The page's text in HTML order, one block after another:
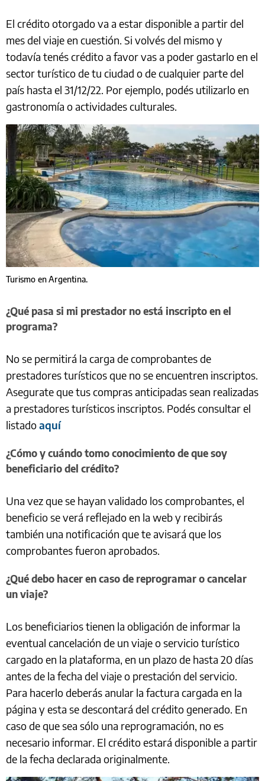
El crédito otorgado va a estar disponible a partir del
mes del viaje en cuestión. Si volvés del mismo y
todavía tenés crédito a favor vas a poder gastarlo en el
sector turístico de tu ciudad o de cualquier parte del
país hasta el 31/12/22. Por ejemplo, podés utilizarlo en
gastronomía o actividades culturales.
Turismo en Argentina.
¿Qué pasa si mi prestador no está inscripto en el
programa?
No se permitirá la carga de comprobantes de
prestadores turísticos que no se encuentren inscriptos.
Asegurate que tus compras anticipadas sean realizadas
a prestadores turísticos inscriptos. Podés consultar el
listadoaquí
¿Cómo y cuándo tomo conocimiento de que soy
beneficiario del crédito?
Una vez que se hayan validado los comprobantes, el
beneficio se verá reflejado en la web y recibirás
también una notificación que te avisará que los
comprobantes fueron aprobados.
¿Qué debo hacer en caso de reprogramar o cancelar
un viaje?
Los beneficiarios tienen la obligación de informar la
eventual cancelación de un viaje o servicio turístico
cargado en la plataforma, en un plazo de hasta 20 días
antes de la fecha del viaje o prestación del servicio.
Para hacerlo deberás anular la factura cargada en la
página y esta se descontará del crédito generado. En
caso de que sea sólo una reprogramación, no es
necesario informar. El crédito estará disponible a partir
de la fecha declarada originalmente.